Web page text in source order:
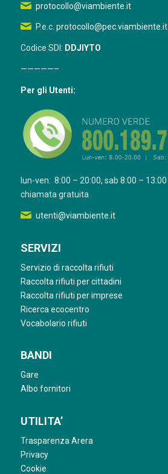
protocollo@viambiente.it
P.e.c. protocollo@pec.viambiente.it
Codice SDI: DDJIYTO
—————–
Per gli Utenti:
lun-ven: 8:00 – 20:00, sab 8:00 – 13:00
chiamata gratuita
utenti@viambiente.it
SERVIZI
Servizio di raccolta rifiuti
Raccolta rifiuti per cittadini
Raccolta rifiuti per imprese
Ricerca ecocentro
Vocabolario rifiuti
BANDI
Gare
Albo fornitori
UTILITA’
Trasparenza Arera
Privacy
Cookie